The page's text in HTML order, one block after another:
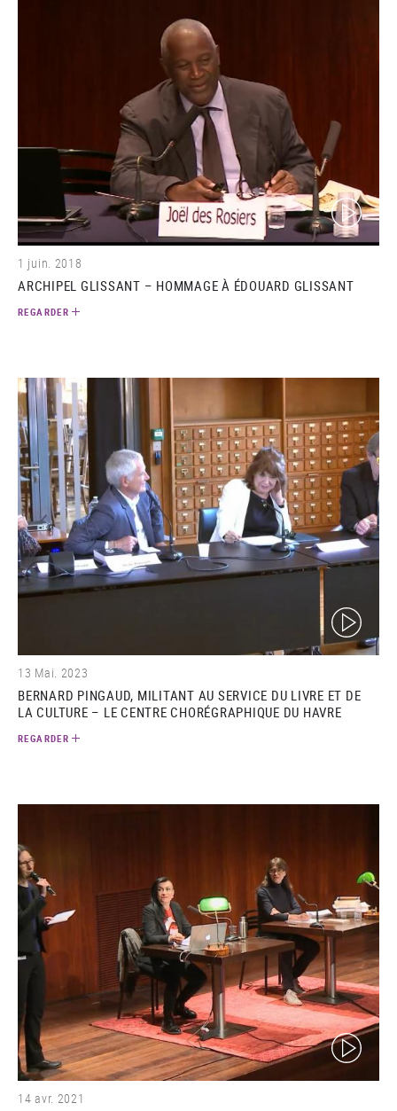
(video)
1 juin. 2018
ARCHIPEL GLISSANT – HOMMAGE À ÉDOUARD GLISSANT
REGARDER
(video)
13 Mai. 2023
BERNARD PINGAUD, MILITANT AU SERVICE DU LIVRE ET DE
LA CULTURE – LE CENTRE CHORÉGRAPHIQUE DU HAVRE
REGARDER
(video)
14 avr. 2021